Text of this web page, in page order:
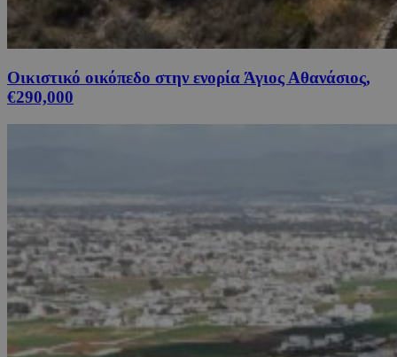
Οικιστικό οικόπεδο στην ενορία Άγιος Αθανάσιος,
€290,000